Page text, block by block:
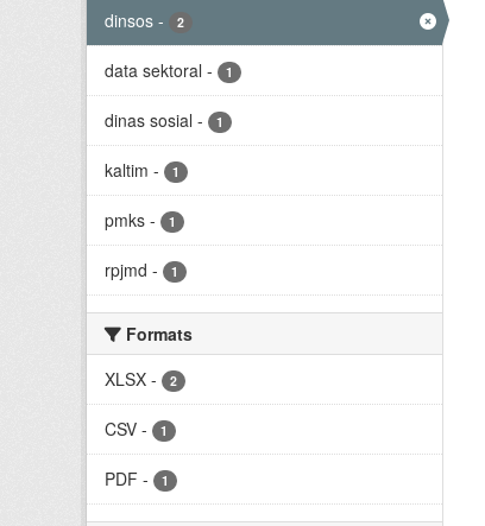
dinsos - 2
data sektoral - 1
dinas sosial - 1
kaltim - 1
pmks - 1
rpjmd - 1
Formats
XLSX - 2
CSV - 1
PDF - 1